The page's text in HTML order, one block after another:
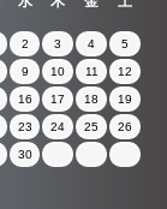
2 3 4 5
9 10 11 12
16 17 18 19
23 24 25 26
30